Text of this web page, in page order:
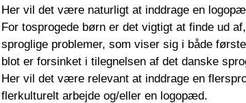
Her vil det være naturligt at inddrage en
For tosprogede børn er det vigtigt at finde ud
sproglige problemer, som viser sig i både
blot er forsinket i tilegnelsen af det danske
Her vil det være relevant at inddrage en
flerkulturelt arbejde og/eller en logopæd.